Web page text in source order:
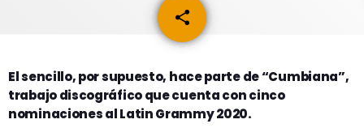
ACTUALIDAD
ESPECTÁCULOS
PROGRAMACIÓN
share
email
El sencillo, por supuesto, hace parte de “Cumbiana”,
trabajo discográfico que cuenta con cinco
nominaciones al Latin Grammy 2020.